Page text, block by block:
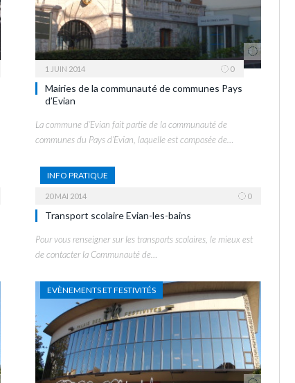
1 JUIN 2014 0
Mairies de la communauté de communes Pays
d’Evian
La commune d’Evian fait partie de la communauté de
communes du Pays d’Evian, laquelle est composée de…
INFO PRATIQUE
20 MAI 2014 0
Transport scolaire Evian-les-bains
Pour vous renseigner sur les transports scolaires, le mieux est
de contacter la Communauté de…
EVÈNEMENTS ET FESTIVITÉS